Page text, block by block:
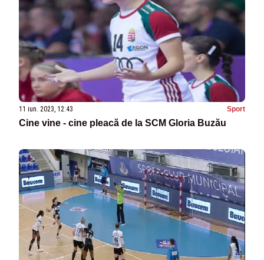
11 iun. 2023, 12:43 Sport
Cine vine - cine pleacă de la SCM Gloria Buzău